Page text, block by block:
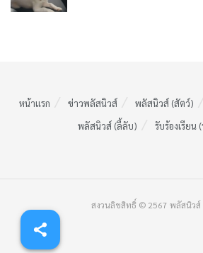
หน้าแรก ข่าวพลัสนิวส์ พลัสนิวส์ (สัตว์)
พลัสนิวส์ (ลี้ลับ)
รับร้องเรียน
สงวนลิขสิทธิ์ © 2567 พลัสนิวส์